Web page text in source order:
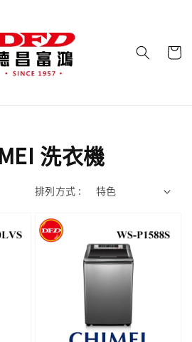
洗衣機
排列方式 :